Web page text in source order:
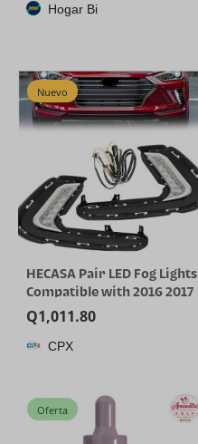
Hogar Bi
Nuevo
HECASA Pair LED Fog Lights
Compatible with 2016 2017
2018 Hyundai Elantra Sixth
Generation DRL
Replacement for
LH& RH Clear Lens
Q1,011.80
CPX
Oferta